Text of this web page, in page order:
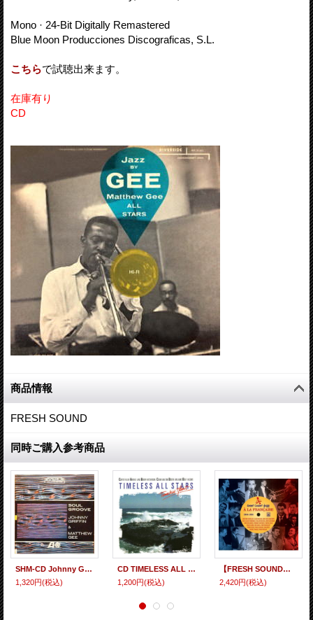
Mono · 24-Bit Digitally Remastered
Blue Moon Producciones Discograficas, S.L.
こちらで試聴出来ます。
在庫有り
CD
商品情報
FRESH SOUND
同時ご購入参考商品
SHM-CD Johnny Griffin & Matthew Gee ジョニー・グリフィン ＆ マシュー・ジー / SOUL GROOVE ソウル・グルーヴ
1,320円(税込)
CD TIMELESS ALL STARS タイムレス・オールスターズ / タイムレス・ハート
1,200円(税込)
【FRESH SOUND】CD VA / West Coast Jazz A La Francaise 1954-1956
2,420円(税込)